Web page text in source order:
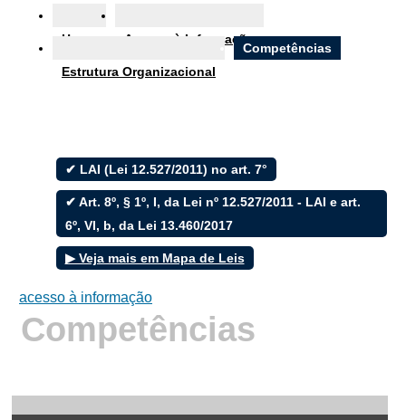
Ouvidoria
Filtrar por todos
Acesso à Informação
Empresas
Fotos
Notícias
Secretarias
Servidor
Transparência
Turistas
Home Acesso à Informação
Estrutura Organizacional
Competências
✔ LAI (Lei 12.527/2011) no art. 7°
✔ Art. 8º, § 1º, I, da Lei nº 12.527/2011 - LAI e art.
6º, VI, b, da Lei 13.460/2017
▶ Veja mais em Mapa de Leis
acesso à informação
Competências